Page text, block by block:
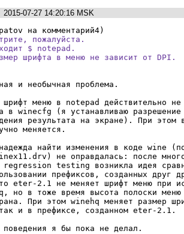
2015-07-27 14:20:16 MSK
пожалуйста.
$ notepad.
шрифта в меню не зависит от DPI.
и необычная проблема.
меню в notepad действительно не
в winecfg (я устанавливаю
результата на экране). При
меняется.
найти изменения в коде wine
не оправдалась: после
regression testing возникла идея
префиксов, созданных друг
eter-2.1 не меняет шрифт меню при
но в тоже время высота полоски
При этом winehq меняет размер
и в префиксе, созданном eter-2.1.
поведения я бы пока не делал.